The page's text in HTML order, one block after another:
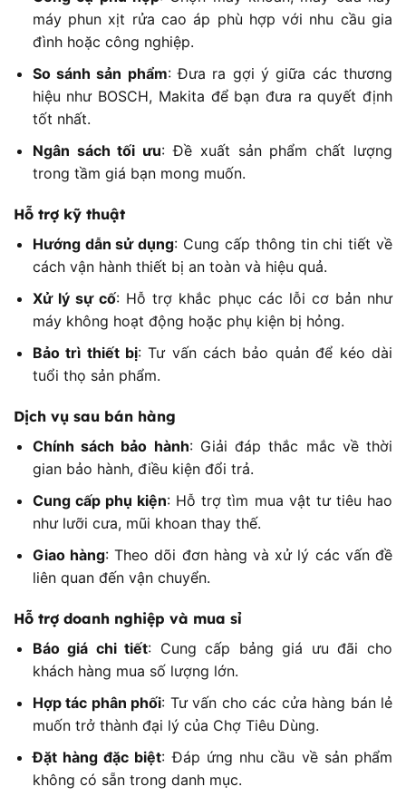
máy phun xịt rửa cao áp phù hợp với nhu cầu gia
đình hoặc công nghiệp.
So sánh sản phẩm: Đưa ra gợi ý giữa các thương
hiệu như BOSCH, Makita để bạn đưa ra quyết định
tốt nhất.
Ngân sách tối ưu: Đề xuất sản phẩm chất lượng
trong tầm giá bạn mong muốn.
Hỗ trợ kỹ thuật
Hướng dẫn sử dụng: Cung cấp thông tin chi tiết về
cách vận hành thiết bị an toàn và hiệu quả.
Xử lý sự cố: Hỗ trợ khắc phục các lỗi cơ bản như
máy không hoạt động hoặc phụ kiện bị hỏng.
Bảo trì thiết bị: Tư vấn cách bảo quản để kéo dài
tuổi thọ sản phẩm.
Dịch vụ sau bán hàng
Chính sách bảo hành: Giải đáp thắc mắc về thời
gian bảo hành, điều kiện đổi trả.
Cung cấp phụ kiện: Hỗ trợ tìm mua vật tư tiêu hao
như lưỡi cưa, mũi khoan thay thế.
Giao hàng: Theo dõi đơn hàng và xử lý các vấn đề
liên quan đến vận chuyển.
Hỗ trợ doanh nghiệp và mua sỉ
Báo giá chi tiết: Cung cấp bảng giá ưu đãi cho
khách hàng mua số lượng lớn.
Hợp tác phân phối: Tư vấn cho các cửa hàng bán lẻ
muốn trở thành đại lý của Chợ Tiêu Dùng.
Đặt hàng đặc biệt: Đáp ứng nhu cầu về sản phẩm
không có sẵn trong danh mục.